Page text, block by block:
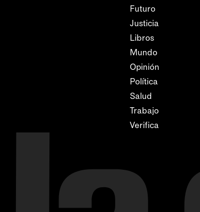
Futuro
Justicia
Libros
Mundo
Opinión
Política
Salud
Trabajo
Verifica